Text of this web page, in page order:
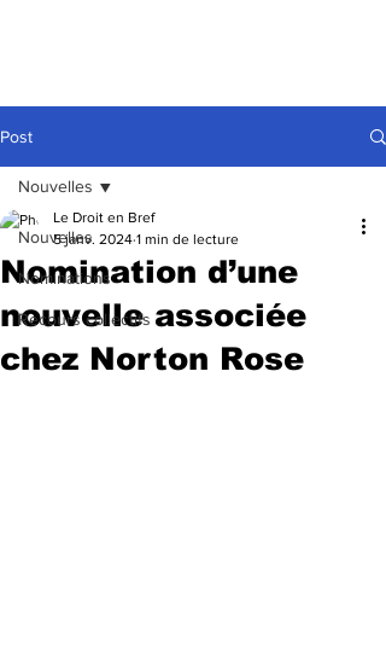
Post
Nouvelles
Nominations
Recours collectifs
Nouvelles
Nomination d’une
nouvelle associée
chez Norton Rose
Le Droit en Bref
5 janv. 2024 1 min de lecture